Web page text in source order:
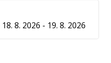
18. 8. 2026 - 19. 8. 2026